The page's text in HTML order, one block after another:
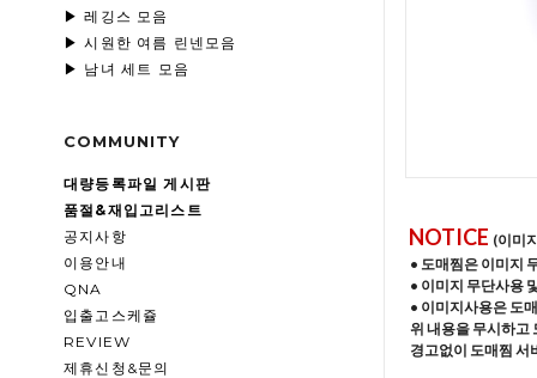
▶ 레깅스 모음
▶ 시원한 여름 린넨모음
▶ 남녀 세트 모음
COMMUNITY
대량등록파일 게시판
품절&재입고리스트
공지사항
이용안내
QNA
입출고스케쥴
REVIEW
제휴신청&문의
NOTICE (이미
• 도매찜은 이미지
• 이미지 무단사용
• 이미지사용은 도
위 내용을 무시하고
경고없이 도매찜 서